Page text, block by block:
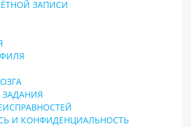
ЗАПИСИ
И КОНФИДЕНЦИАЛЬНОСТЬ